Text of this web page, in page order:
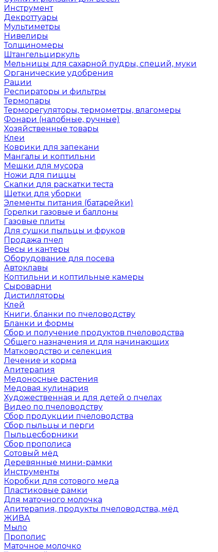
Инструмент
Декроттуары
Мультиметры
Нивелиры
Толщиномеры
Штангельциркуль
Мельницы для сахарной пудры, специй, муки
Органические удобрения
Рации
Респираторы и фильтры
Термопары
Терморегуляторы, термометры, влагомеры
Фонари (налобные, ручные)
Хозяйственные товары
Клеи
Коврики для запекани
Мангалы и коптильни
Мешки для мусора
Ножи для пиццы
Скалки для раскатки теста
Щетки для уборки
Элементы питания (батарейки)
Горелки газовые и баллоны
Газовые плиты
Для сушки пыльцы и фруков
Продажа пчел
Весы и кантеры
Оборудование для посева
Автоклавы
Коптильни и коптильные камеры
Сыроварни
Дистилляторы
Клей
Книги, бланки по пчеловодству
Бланки и формы
Сбор и получение продуктов пчеловодства
Общего назначения и для начинающих
Матководство и селекция
Лечение и корма
Апитерапия
Медоносные растения
Медовая кулинария
Художественная и для детей о пчелах
Видео по пчеловодству
Сбор продукции пчеловодства
Сбор пыльцы и перги
Пыльцесборники
Сбор прополиса
Сотовый мёд
Деревянные мини-рамки
Инструменты
Коробки для сотового меда
Пластиковые рамки
Для маточного молочка
Апитерапия, продукты пчеловодства, мёд
ЖИВА
Мыло
Прополис
Маточное молочко